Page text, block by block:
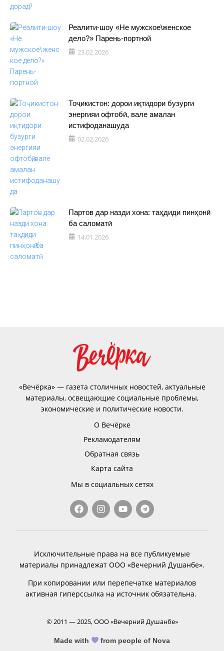
Реалити-шоу «Не мужское\женское
дело?» Парень-портной
23.02.2026
Тоҷикистон: дорои иқтидори бузурги
энергияи офтобӣ, вале амалан
истифоданашуда
02.02.2026
Партов дар назди хона: таҳдиди пинҳонӣ
ба саломатӣ
14.01.2026
«Вечёрка» — газета столичных новостей, актуальные
материалы, освещающие социальные проблемы,
экономические и политические новости.
О Вечёрке
Рекламодателям
Обратная связь
Карта сайта
Мы в социальных сетях
Исключительные права на все публикуемые
материалы принадлежат ООО «Вечерний Душанбе».
При копировании или перепечатке материалов
активная гиперссылка на источник обязательна.
© 2011 — 2025, ООО «Вечерний Душанбе»
Made with from people of Nova